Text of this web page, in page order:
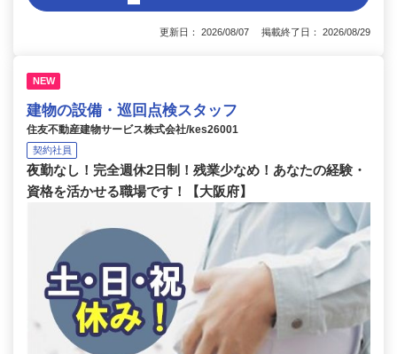
更新日： 2026/08/07 掲載終了日： 2026/08/29
NEW
建物の設備・巡回点検スタッフ
住友不動産建物サービス株式会社/kes26001
契約社員
夜勤なし！完全週休2日制！残業少なめ！あなたの経験・
資格を活かせる職場です！【大阪府】